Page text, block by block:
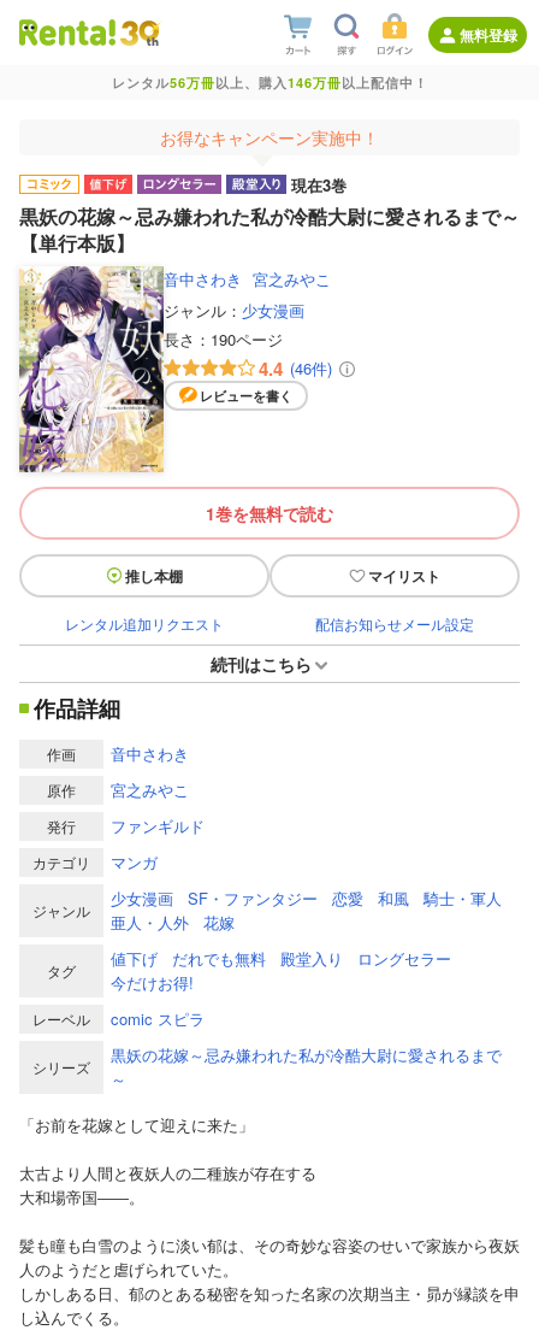
無料登録
レンタル56万冊以上、購入146万冊以上配信中！
お得なキャンペーン実施中！
現在3巻
黒妖の花嫁～忌み嫌われた私が冷酷大尉に愛されるまで～
【単行本版】
音中さわき
宮之みやこ
ジャンル： 少女漫画
長さ： 190ページ
4.4 (46件)
レビューを書く
1巻を無料で読む
推し本棚 マイリスト
レンタル追加リクエスト 配信お知らせメール設定
続刊はこちら
作品詳細
作画 音中さわき
原作 宮之みやこ
発行 ファンギルド
カテゴリ マンガ
ジャンル
少女漫画 SF・ファンタジー 恋愛 和風
騎士・軍人
亜人・人外
花嫁
タグ
値下げ だれでも無料 殿堂入り
ロングセラー
今だけお得!
レーベル comic スピラ
シリーズ
黒妖の花嫁～忌み嫌われた私が冷酷大尉に愛されるまで
～
「お前を花嫁として迎えに来た」
太古より人間と夜妖人の二種族が存在する
大和場帝国――。
髪も瞳も白雪のように淡い郁は、その奇妙な容姿のせいで家族から夜妖
人のようだと虐げられていた。
しかしある日、郁のとある秘密を知った名家の次期当主・昴が縁談を申
し込んでくる。